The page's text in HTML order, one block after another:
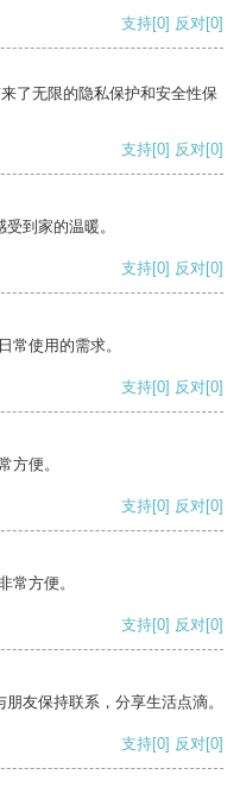
支持[0] 反对[0]
了无限的隐私保护和安全性保
支持[0] 反对[0]
到家的温暖。
支持[0] 反对[0]
常使用的需求。
支持[0] 反对[0]
方便。
支持[0] 反对[0]
常方便。
支持[0] 反对[0]
友保持联系，分享生活点滴。
支持[0] 反对[0]